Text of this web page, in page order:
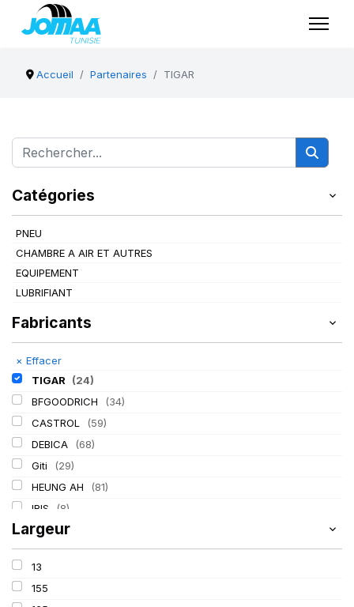
Accueil Partenaires TIGAR
Catégories
PNEU
CHAMBRE A AIR ET AUTRES
EQUIPEMENT
LUBRIFIANT
Fabricants
× Effacer
TIGAR
(24)
BFGOODRICH
(34)
CASTROL
(59)
DEBICA
(68)
Giti
(29)
HEUNG AH
(81)
IRIS
(8)
ITALMATIC
KLEBER (116)
LASSA
LING LONG
Largeur
13
155